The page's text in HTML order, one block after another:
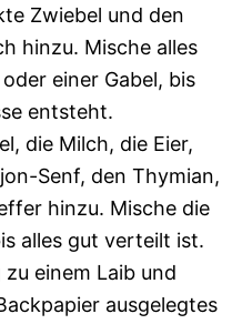
Zwiebel und den
hinzu. Mische alles
einer Gabel, bis
entsteht.
die Milch, die Eier,
Senf, den Thymian,
hinzu. Mische die
alles gut verteilt ist.
einem Laib und
ausgelegtes